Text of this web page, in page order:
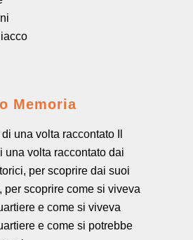
Memoria
una volta raccontato Il
una volta raccontato dai
per scoprire dai suoi
per scoprire come si viveva
e come si viveva
e come si potrebbe